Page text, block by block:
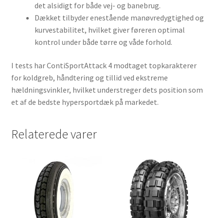
det alsidigt for både vej- og banebrug.
Dækket tilbyder enestående manøvredygtighed og
kurvestabilitet, hvilket giver føreren optimal
kontrol under både tørre og våde forhold.
I tests har ContiSportAttack 4 modtaget topkarakterer
for koldgreb, håndtering og tillid ved ekstreme
hældningsvinkler, hvilket understreger dets position som
et af de bedste hypersportdæk på markedet.
Relaterede varer